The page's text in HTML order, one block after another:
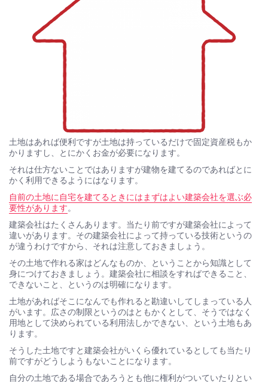
土地はあれば便利ですが土地は持っているだけで固定資産税もか
かりますし、とにかくお金が必要になります。
それは仕方ないことではありますが建物を建てるのであればとに
かく利用できるようにはなります。
自前の土地に自宅を建てるときにはまずはよい建築会社を選ぶ必
要性があります。
建築会社はたくさんあります。当たり前ですが建築会社によって
違いがあります。その建築会社によって持っている技術というの
が違うわけですから、それは注意しておきましょう。
その土地で作れる家はどんなものか、ということから知識として
身につけておきましょう。建築会社に相談をすればできること、
できないこと、というのは明確になります。
土地があればそこになんでも作れると勘違いしてしまっている人
がいます。広さの制限というのはともかくとして、そうではなく
用地として決められている利用法しかできない、という土地もあ
ります。
そうした土地ですと建築会社がいくら優れているとしても当たり
前ですがどうしようもないことになります。
自分の土地である場合であろうとも他に権利がついていたりとい